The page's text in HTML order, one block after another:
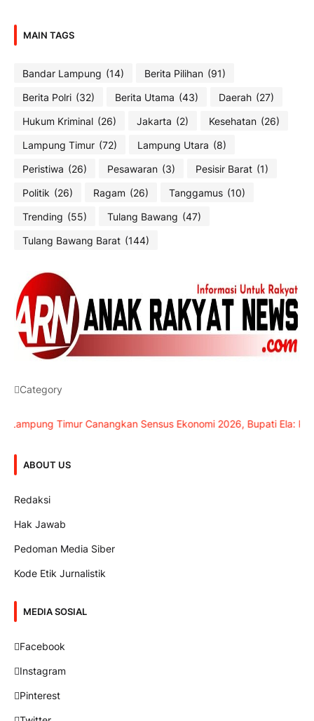
MAIN TAGS
Bandar Lampung (14) Berita Pilihan (91)
Berita Polri (32) Berita Utama (43) Daerah (27)
Hukum Kriminal (26) Jakarta (2) Kesehatan (26)
Lampung Timur (72) Lampung Utara (8)
Peristiwa (26) Pesawaran (3) Pesisir Barat (1)
Politik (26) Ragam (26) Tanggamus (10)
Trending (55) Tulang Bawang (47)
Tulang Bawang Barat (144)
Category
Timur Canangkan Sensus Ekonomi 2026, Bupati Ela:
ABOUT US
Redaksi
Hak Jawab
Pedoman Media Siber
Kode Etik Jurnalistik
MEDIA SOSIAL
Facebook
Instagram
Pinterest